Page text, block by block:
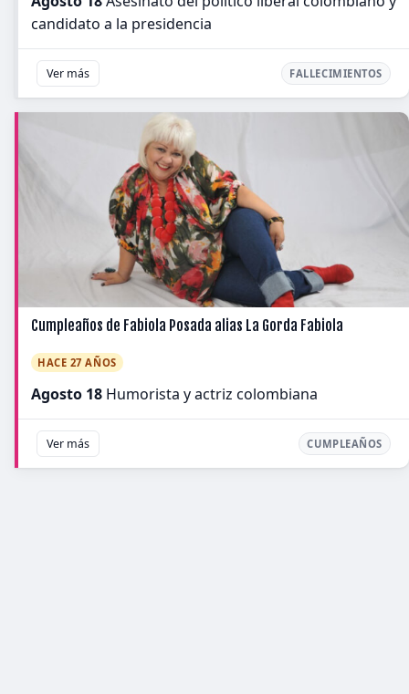
candidato a la presidencia
Ver más FALLECIMIENTOS
Cumpleaños de Fabiola Posada alias La Gorda Fabiola
HACE 27 AÑOS
Agosto 18 Humorista y actriz colombiana
Ver más CUMPLEAÑOS